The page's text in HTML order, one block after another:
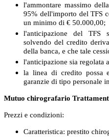
l'ammontare massimo
95% dell'importo del TFS
un minimo di € 50.000,00;
l'anticipazione del TFS
solvendo del credito
della banca, e che tale
l'anticipazione sia regolata
la linea di credito possa
garanzie di tipo personale
Mutuo chirografario
Prezzi e condizioni:
Caratteristica: prestito